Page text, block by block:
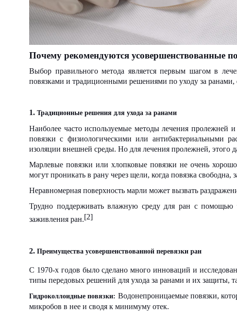
Почему рекомендуются усовершенствованные
Выбор правильного метода является первым шагом в
повязками и традиционными решениями по уходу за
1. Традиционные решения для ухода за ранами
Наиболее часто используемые методы лечения пролежней
повязки с физиологическими или антибактериальными
изоляции внешней среды. Но для лечения пролежней, этого
Марлевые повязки или хлопковые повязки не очень
могут проникать в рану через щели, когда повязка свободна,
Неравномерная поверхность марли может вызвать
Трудно поддерживать влажную среду для ран с
заживления ран.[2]
2. Преимущества усовершенствованной перевязки ран
С 1970-х годов было сделано много инноваций и
типы передовых решений для ухода за ранами и их защиты,
Гидроколлоидные повязки: Водонепроницаемые повязки,
микробов в нее и сводя к минимуму отек.